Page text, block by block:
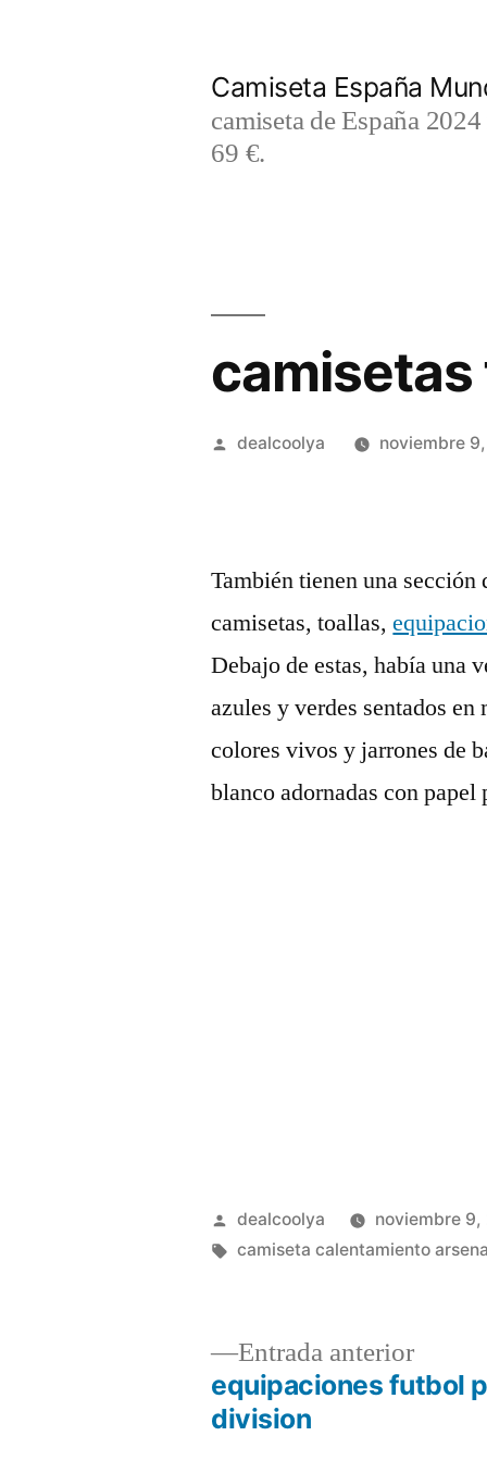
Camiseta España
camiseta de España
69 €.
Publicado
dealcoolya noviembre
También tienen una
camisetas, toallas,
Debajo de estas, había una
azules y verdes sentados
colores vivos y jarrones de
blanco adornadas con
Publicado
por
dealcoolya noviembre 9,
Etiquetas:
camiseta calentamiento
Navegación
Entrada anteriorEntrada
equipaciones futbol
division